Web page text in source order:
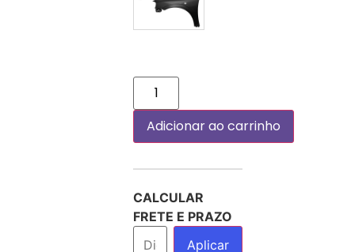
PAR
Adicionar ao carrinho
CALCULAR
FRETE E PRAZO
Aplicar